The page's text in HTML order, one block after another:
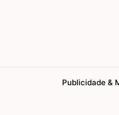
Publicidade &